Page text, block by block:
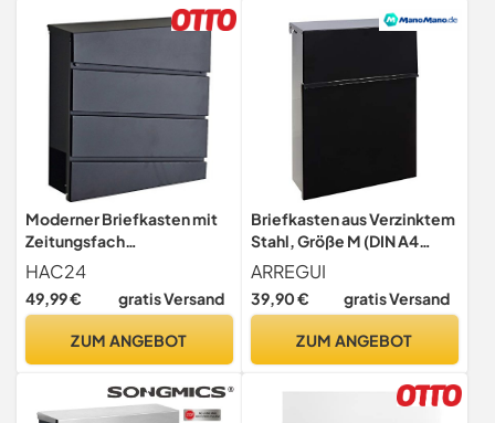
Moderner Briefkasten mit
Zeitungsfach
Pulverbeschichtet matt
schwarz Wandbriefkasten
Postkasten
HAC24
49,99 € gratis Versand
ZUM ANGEBOT
Briefkasten aus Verzinktem
Stahl, Größe M (DIN A4
Post), Moderner
Wandbriefkasten für den
Außenbereich mit
und Schloss, Postkasten für
ARREGUI
39,90 € gratis Versand
ZUM ANGEBOT